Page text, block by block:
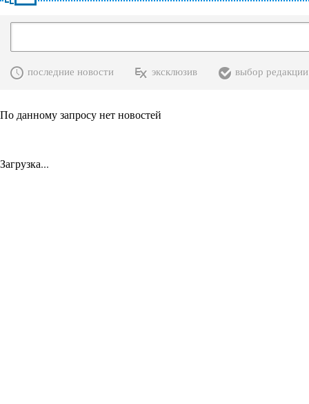
последние новости эксклюзив выбор редакции
По данному запросу нет новостей
Загрузка...